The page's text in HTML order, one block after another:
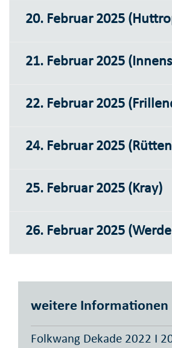
20. Februar 2025
21. Februar 2025
22. Februar 2025
24. Februar 2025
25. Februar 2025 (Kray)
26. Februar 2025
weitere Informationen
Folkwang Dekade 2022 I